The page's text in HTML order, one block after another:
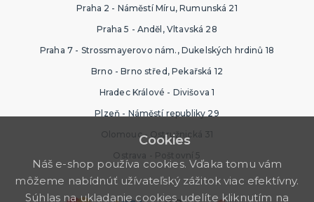
Praha 2 - Náměstí Míru, Rumunská 21
Praha 5 - Anděl, Vltavská 28
Praha 7 - Strossmayerovo nám., Dukelských hrdinů 18
Brno - Brno střed, Pekařská 12
Hradec Králové - Divišova 1
Plzeň - Náměstí republiky 29
Olomouc - Ostružnická 31
Ostrava - Poštovní 5
Cookies
Náš e-shop používa cookies. Vďaka tomu vám
môžeme nabídnúť užívateľský zážitok viac efektívny.
Súhlas na ukladanie cookies udelíte kliknutím na